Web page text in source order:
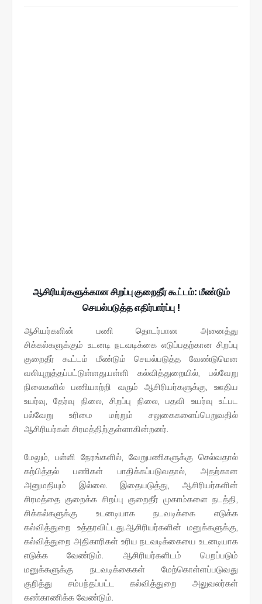
ஆசிரியர்களுக்கான சிறப்பு குறைதீர் கூட்டம்: மீண்டும்
செயல்படுத்த எதிர்பார்ப்பு !
ஆசியர்களின் பணி தொடர்பான அனைத்து
சிக்கல்களுக்கும் உடனடி நடவடிக்கை எடுப்பதற்கான சிறப்பு
குறைதீர் கூட்டம் மீண்டும் செயல்படுத்த வேண்டுமென
வலியுறுத்தப்பட்டுள்ளது.பள்ளி கல்வித்துறையில், பல்வேறு
நிலைகளில் பணியாற்றி வரும் ஆசிரியர்களுக்கு, ஊதிய
உயர்வு, தேர்வு நிலை, சிறப்பு நிலை, பதவி உயர்வு உட்பட
பல்வேறு உரிமை மற்றும் சலுகைகளைப்பெறுவதில்
ஆசிரியர்கள் சிரமத்திற்குள்ளாகின்றனர்.
மேலும், பள்ளி நேரங்களில், வேறுபணிகளுக்கு செல்வதால்
கற்பித்தல் பணிகள் பாதிக்கப்படுவதால், அதற்கான
அனுமதியும் இல்லை. இதையடுத்து, ஆசிரியர்களின்
சிரமத்தை குறைக்க சிறப்பு குறைதீர் முகாம்களை நடத்தி,
சிக்கல்களுக்கு உடனடியாக நடவடிக்கை எடுக்க
கல்வித்துறை உத்தரவிட்டது.ஆசிரியர்களின் மனுக்களுக்கு,
கல்வித்துறை அதிகாரிகள் உரிய நடவடிக்கையை உடனடியாக
எடுக்க வேண்டும். ஆசிரியர்களிடம் பெறப்படும்
மனுக்களுக்கு நடவடிக்கைகள் மேற்கொள்ளப்படுவது
குறித்து சம்பந்தப்பட்ட கல்வித்துறை அலுவலர்கள்
கண்காணிக்க வேண்டும்.